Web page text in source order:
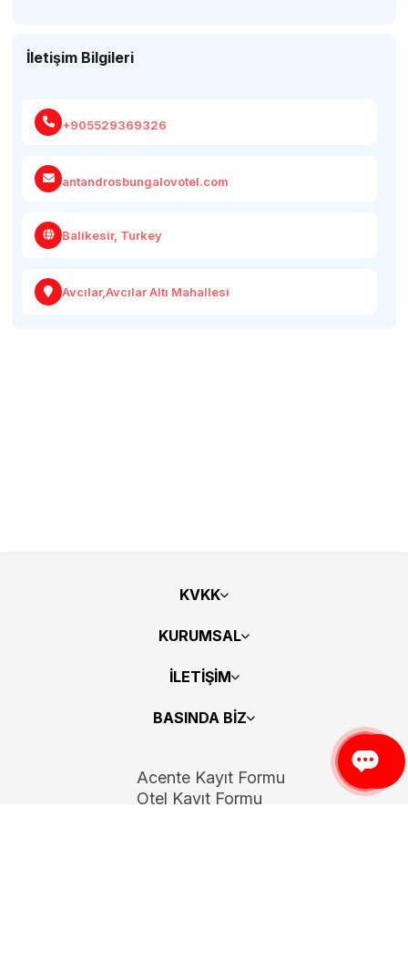
İletişim Bilgileri
+905529369326
antandrosbungalovotel.com
Balikesir, Turkey
Avcılar,Avcılar Altı Mahallesi
KVKK
KURUMSAL
İLETİŞİM
BASINDA BİZ
Acente Kayıt Formu
Otel Kayıt Formu